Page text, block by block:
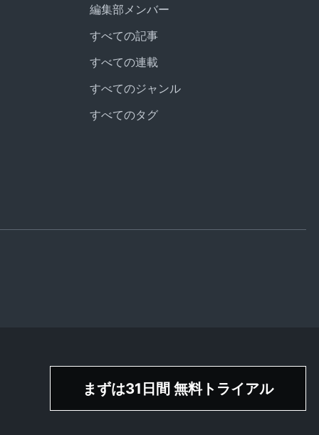
編集部メンバー
すべての記事
すべての連載
すべてのジャンル
すべてのタグ
まずは31日間 無料トライアル